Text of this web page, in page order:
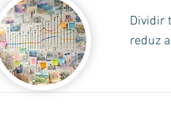
Dividir
reduz